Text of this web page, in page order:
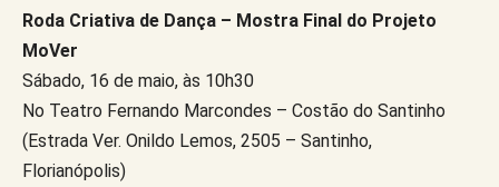
Roda Criativa de Dança – Mostra Final do Projeto
MoVer
Sábado, 16 de maio, às 10h30
No Teatro Fernando Marcondes – Costão do Santinho
(Estrada Ver. Onildo Lemos, 2505 – Santinho,
Florianópolis)